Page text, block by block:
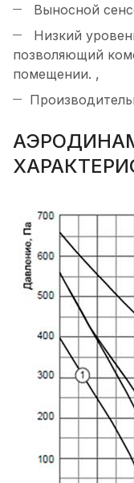
Выносной
Низкий
позволяющий
помещении. ,